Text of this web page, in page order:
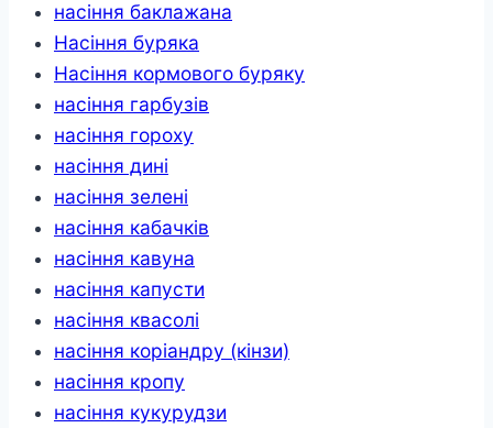
0143)
кількість
насіння баклажана
Насіння буряка
Насіння кормового буряку
насіння гарбузів
насіння гороху
насіння дині
насіння зелені
насіння кабачків
насіння кавуна
насіння капусти
насіння квасолі
насіння коріандру (кінзи)
насіння кропу
насіння кукурудзи